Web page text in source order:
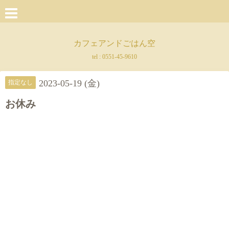
カフェアンドごはん空
tel : 0551-45-9610
指定なし 2023-05-19 (金)
お休み